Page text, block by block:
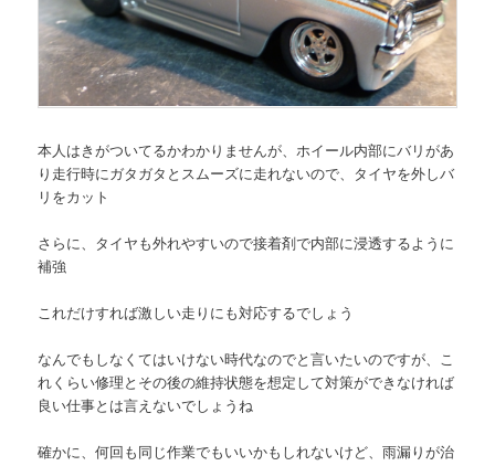
本人はきがついてるかわかりませんが、ホイール内部にバリがあ
り走行時にガタガタとスムーズに走れないので、タイヤを外しバ
リをカット
さらに、タイヤも外れやすいので接着剤で内部に浸透するように
補強
これだけすれば激しい走りにも対応するでしょう
なんでもしなくてはいけない時代なのでと言いたいのですが、こ
れくらい修理とその後の維持状態を想定して対策ができなければ
良い仕事とは言えないでしょうね
確かに、何回も同じ作業でもいいかもしれないけど、雨漏りが治